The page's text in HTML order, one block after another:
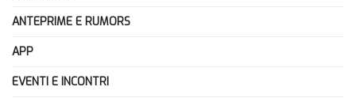
ANTEPRIME E RUMORS
APP
EVENTI E INCONTRI